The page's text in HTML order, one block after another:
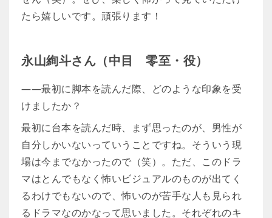
たら嬉しいです。頑張ります！
永山絢斗さん（中目 零至・役）
――最初に脚本を読んだ際、どのような印象を受
けましたか？
最初に台本を読んだ時、まず思ったのが、男性が
自分しかいないっていうことですね。そういう現
場は今までなかったので（笑）。ただ、このドラ
マはとんでもなく怖いビジュアルのものが出てく
るわけでもないので、怖いのが苦手な人も見られ
るドラマなのかなって思いました。それぞれのキ